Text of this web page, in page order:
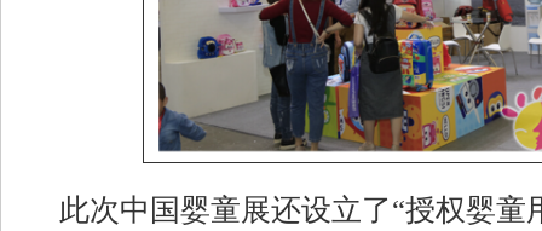
此次中国婴童展还设立了“授权婴童